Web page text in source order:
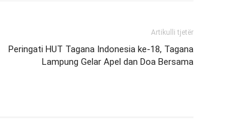
Artikulli tjetër
Peringati HUT Tagana Indonesia ke-18, Tagana
Lampung Gelar Apel dan Doa Bersama